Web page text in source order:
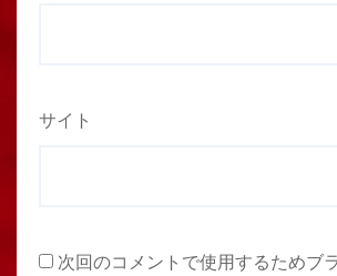
サイト
次回のコメントで使用するためブ